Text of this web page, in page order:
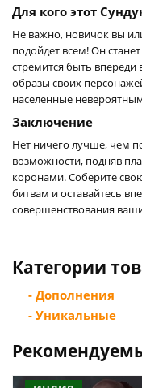
Для кого этот
Не важно, новичок вы
подойдет всем! Он
стремится быть впереди
образы своих
населенные
Заключение
Нет ничего лучше, чем
возможности, подняв
коронами. Соберите
битвам и оставайтесь
совершенствования
Категории
- Дополнения
- Уникальные